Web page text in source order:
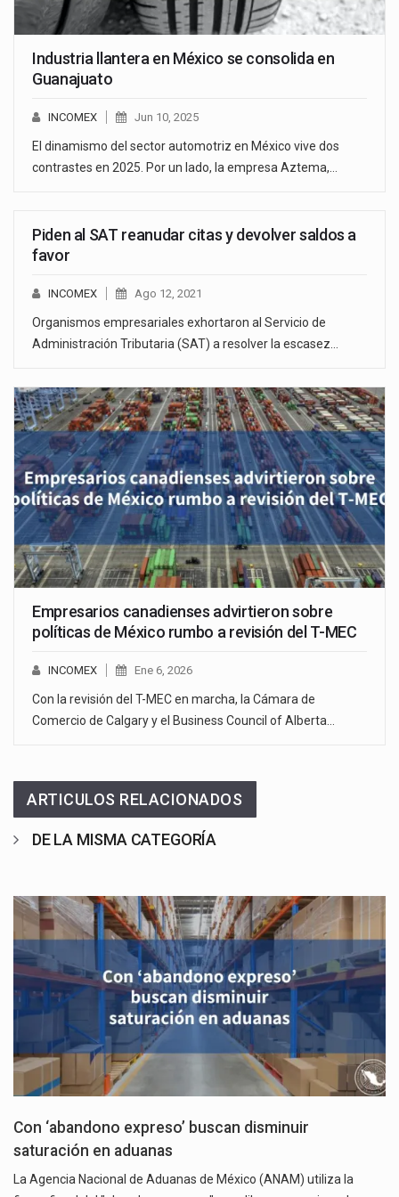
Industria llantera en México se consolida en
Guanajuato
INCOMEX Jun 10, 2025
El dinamismo del sector automotriz en México vive dos
contrastes en 2025. Por un lado, la empresa Aztema,…
Piden al SAT reanudar citas y devolver saldos a
favor
INCOMEX Ago 12, 2021
Organismos empresariales exhortaron al Servicio de
Administración Tributaria (SAT) a resolver la escasez…
Empresarios canadienses advirtieron sobre
políticas de México rumbo a revisión del T-MEC
INCOMEX Ene 6, 2026
Con la revisión del T-MEC en marcha, la Cámara de
Comercio de Calgary y el Business Council of Alberta…
ARTICULOS RELACIONADOS
DE LA MISMA CATEGORÍA
Con ‘abandono expreso’ buscan disminuir
saturación en aduanas
La Agencia Nacional de Aduanas de México (ANAM) utiliza la